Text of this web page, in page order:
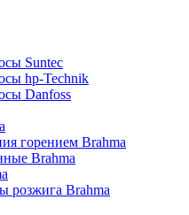
Suntec
hp-Technik
Danfoss
горением Brahma
Brahma
розжига Brahma